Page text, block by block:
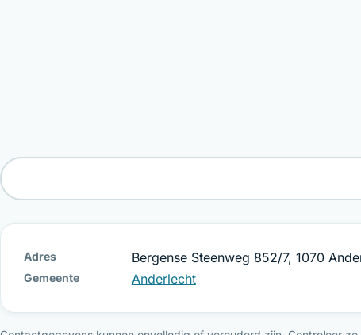
Adres Bergense Steenweg 852/7, 1070
Gemeente Anderlecht